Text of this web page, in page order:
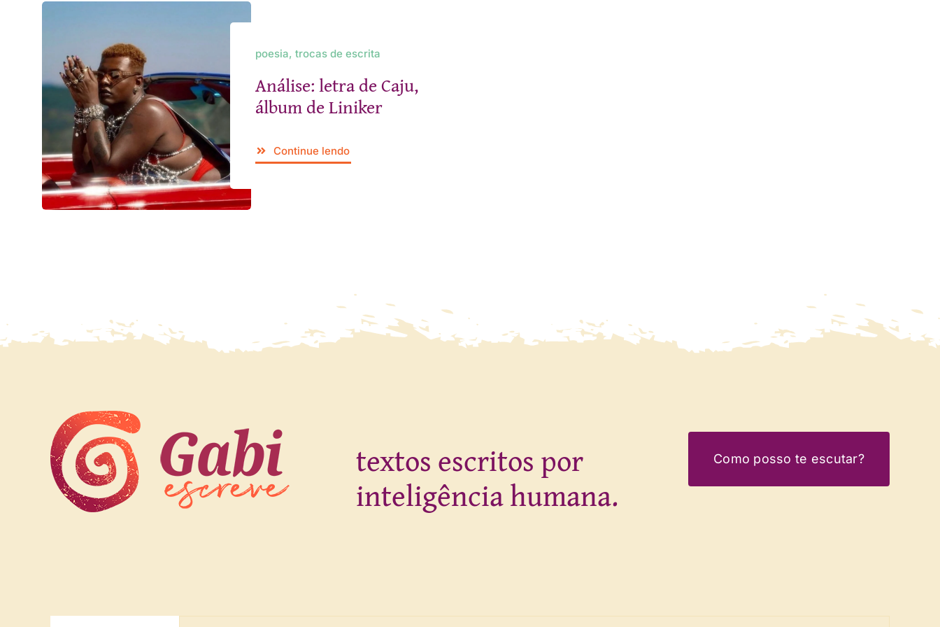
poesia, trocas de escrita
Análise: letra de Caju,
álbum de Liniker
Continue lendo
textos escritos por
inteligência humana.
Como posso te escutar?